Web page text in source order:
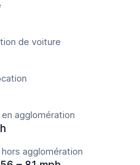
de voiture
agglomération
agglomération